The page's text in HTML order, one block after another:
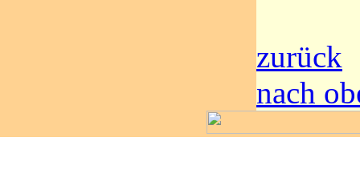
zurück
nach